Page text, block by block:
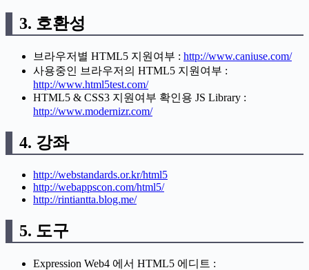
3. 호환성
브라우저별 HTML5 지원여부 : http://www.caniuse.com/
사용중인 브라우저의 HTML5 지원여부 :
http://www.html5test.com/
HTML5 & CSS3 지원여부 확인용 JS Library :
http://www.modernizr.com/
4. 강좌
http://webstandards.or.kr/html5
http://webappscon.com/html5/
http://rintiantta.blog.me/
5. 도구
Expression Web4 에서 HTML5 에디트 :